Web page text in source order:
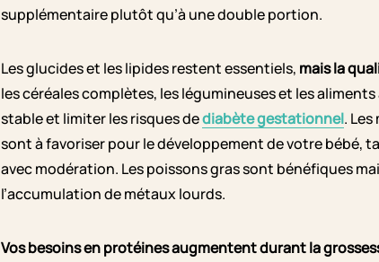
supplémentaire plutôt qu’à une double portion.
Les glucides et les lipides restent essentiels, mais la
les céréales complètes, les légumineuses et les
stable et limiter les risques dediabète gestationnel.
sont à favoriser pour le développement de votre bébé,
avec modération. Les poissons gras sont bénéfiques
l’accumulation de métaux lourds.
Vos besoins en protéines augmentent durant la